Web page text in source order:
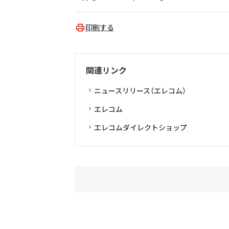
印刷する
関連リンク
ニュースリリース（エレコム）
エレコム
エレコムダイレクトショップ